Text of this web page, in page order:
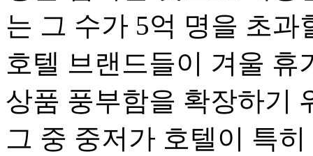
는 그 수가 5억 명을 초
호텔 브랜드들이 겨울
상품 풍부함을 확장하기
그 중 중저가 호텔이 특